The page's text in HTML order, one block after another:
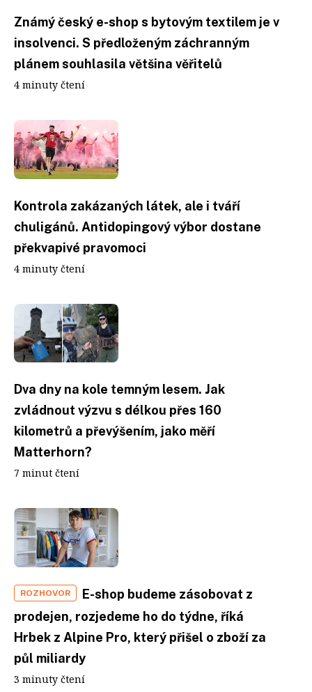
Známý český e-shop s bytovým textilem je v
insolvenci. S předloženým záchranným
plánem souhlasila většina věřitelů
4 minuty čtení
Kontrola zakázaných látek, ale i tváří
chuligánů. Antidopingový výbor dostane
překvapivé pravomoci
4 minuty čtení
Dva dny na kole temným lesem. Jak
zvládnout výzvu s délkou přes 160
kilometrů a převýšením, jako měří
Matterhorn?
7 minut čtení
ROZHOVOR
E-shop budeme zásobovat z
prodejen, rozjedeme ho do týdne, říká
Hrbek z Alpine Pro, který přišel o zboží za
půl miliardy
3 minuty čtení